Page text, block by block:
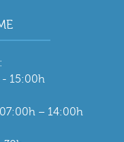
- 15:00h
– 14:00h